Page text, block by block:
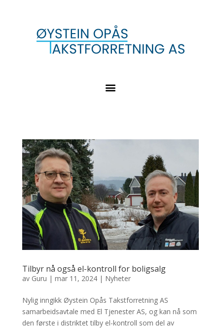
Tilbyr nå også el-kontroll for boligsalg
av Guru | mar 11, 2024| Nyheter
Nylig inngikk Øystein Opås Takstforretning AS
samarbeidsavtale med El Tjenester AS, og kan nå som
den første i distriktet tilby el-kontroll som del av